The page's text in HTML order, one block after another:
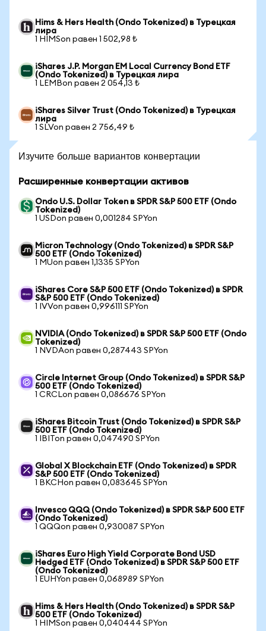
Hims & Hers Health (Ondo Tokenized) в Турецкая
лира
1 HIMSon равен 1 502,98 ₺
iShares J.P. Morgan EM Local Currency Bond ETF
(Ondo Tokenized) в Турецкая лира
1 LEMBon равен 2 054,13 ₺
iShares Silver Trust (Ondo Tokenized) в Турецкая
лира
1 SLVon равен 2 756,49 ₺
Изучите больше вариантов конвертации
Расширенные конвертации активов
Ondo U.S. Dollar Token в SPDR S&P 500 ETF (Ondo
Tokenized)
1 USDon равен 0,001284 SPYon
Micron Technology (Ondo Tokenized) в SPDR S&P
500 ETF (Ondo Tokenized)
1 MUon равен 1,1335 SPYon
iShares Core S&P 500 ETF (Ondo Tokenized) в SPDR
S&P 500 ETF (Ondo Tokenized)
1 IVVon равен 0,996111 SPYon
NVIDIA (Ondo Tokenized) в SPDR S&P 500 ETF (Ondo
Tokenized)
1 NVDAon равен 0,287443 SPYon
Circle Internet Group (Ondo Tokenized) в SPDR S&P
500 ETF (Ondo Tokenized)
1 CRCLon равен 0,086676 SPYon
iShares Bitcoin Trust (Ondo Tokenized) в SPDR S&P
500 ETF (Ondo Tokenized)
1 IBITon равен 0,047490 SPYon
Global X Blockchain ETF (Ondo Tokenized) в SPDR
S&P 500 ETF (Ondo Tokenized)
1 BKCHon равен 0,083645 SPYon
Invesco QQQ (Ondo Tokenized) в SPDR S&P 500 ETF
(Ondo Tokenized)
1 QQQon равен 0,930087 SPYon
iShares Euro High Yield Corporate Bond USD
Hedged ETF (Ondo Tokenized) в SPDR S&P 500 ETF
(Ondo Tokenized)
1 EUHYon равен 0,068989 SPYon
Hims & Hers Health (Ondo Tokenized) в SPDR S&P
500 ETF (Ondo Tokenized)
1 HIMSon равен 0,040444 SPYon